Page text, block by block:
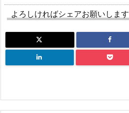
よろしければシェアお願いします